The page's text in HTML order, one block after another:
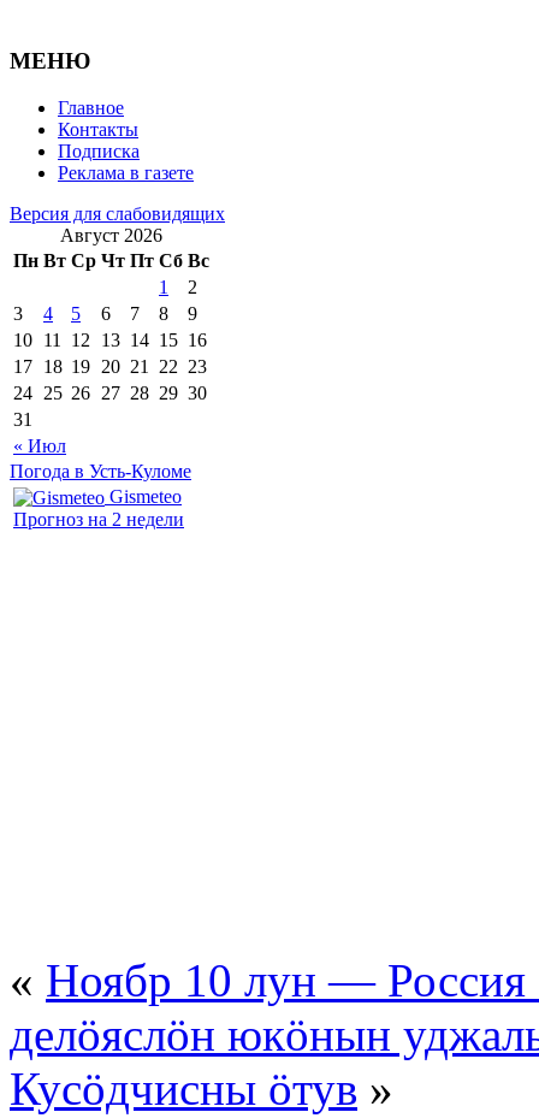
МЕНЮ
Главное
Контакты
Подписка
Реклама в газете
Версия для слабовидящих
Август 2026
Пн Вт Ср Чт Пт Сб Вс
« Июл
1
2
3
4 5 6 7 8
9
10 11 12 13 14 15 16
17 18 19 20 21 22 23
24 25 26 27 28 29 30
31
Погода в Усть-Куломе
Gismeteo
Прогноз на 2 недели
« Ноябр 10 лун — Россия
делöяслöн юкöнын
Кусöдчисны öтув »